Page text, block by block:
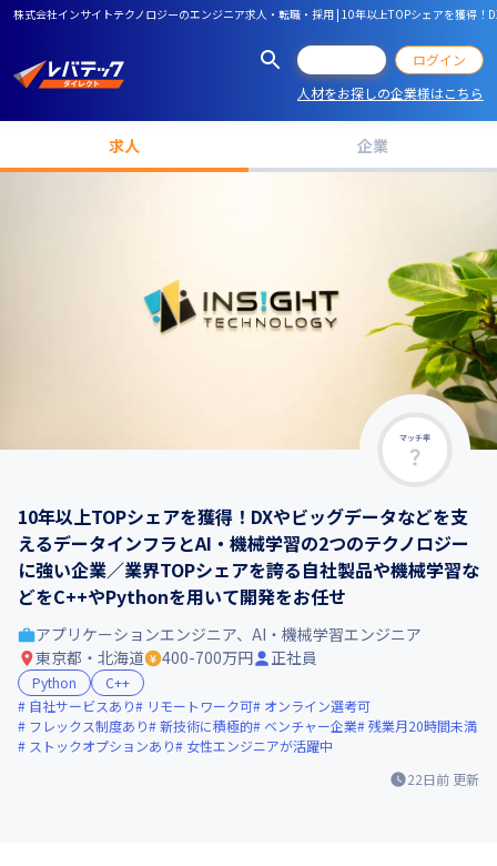
株式会社インサイトテクノロジーのエンジニア求人・転職・採用 | 10年以上TOPシェアを獲得
ログイン
人材をお探しの企業様はこちら
求人 企業
マッチ率
10年以上TOPシェアを獲得！DXやビッグデータなどを支
えるデータインフラとAI・機械学習の2つのテクノロジー
に強い企業／業界TOPシェアを誇る自社製品や機械学習な
どをC++やPythonを用いて開発をお任せ
22日前 更新
アプリケーションエンジニア、AI・機械学習エンジニア
東京都・北海道
400-700万円 正社員
Python
C++
自社サービスあり
リモートワーク可
オンライン選考可
フレックス制度あり
新技術に積極的 ベンチャー企業 残業月20時間未満
ストックオプションあり
女性エンジニアが活躍中